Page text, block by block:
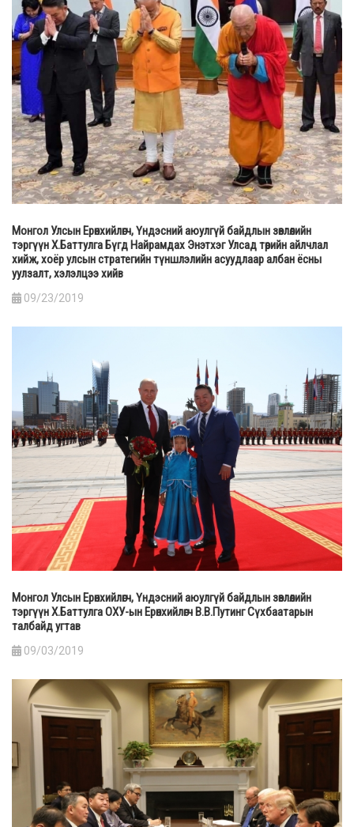
Монгол Улсын Ерөнхийлөгч, Үндэсний аюулгүй байдлын зөвлөлийн
тэргүүн Х.Баттулга Бүгд Найрамдах Энэтхэг Улсад төрийн айлчлал
хийж, хоёр улсын стратегийн түншлэлийн асуудлаар албан ёсны
уулзалт, хэлэлцээ хийв
09/23/2019
Монгол Улсын Ерөнхийлөгч, Үндэсний аюулгүй байдлын зөвлөлийн
тэргүүн Х.Баттулга ОХУ-ын Ерөнхийлөгч В.В.Путинг Сүхбаатарын
талбайд угтав
09/03/2019